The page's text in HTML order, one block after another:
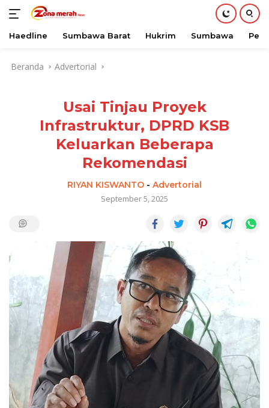
Haedline Sumbawa Barat Hukrim Sumbawa
Beranda Advertorial
Usai Tinjau Proyek
Infrastruktur, DPRD KSB
Keluarkan Beberapa
Rekomendasi
RIYAN KISWANTO - Advertorial
September 5, 2025